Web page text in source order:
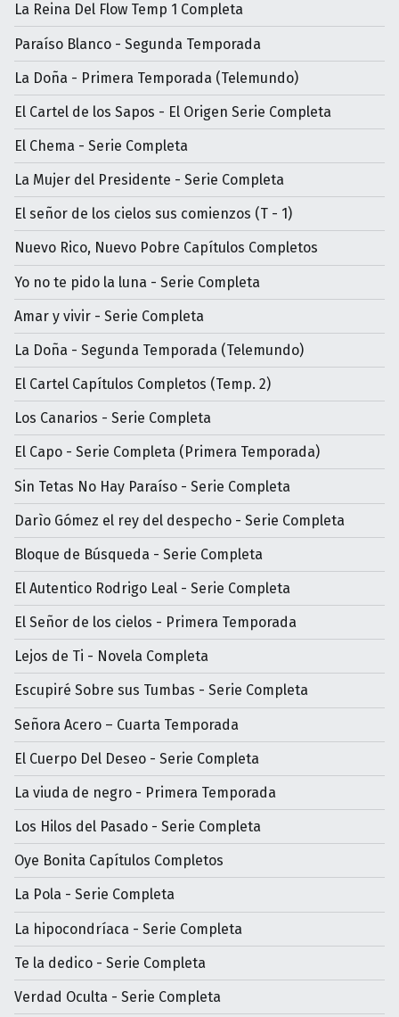
La Reina Del Flow Temp 1 Completa
Paraíso Blanco - Segunda Temporada
La Doña - Primera Temporada (Telemundo)
El Cartel de los Sapos - El Origen Serie Completa
El Chema - Serie Completa
La Mujer del Presidente - Serie Completa
El señor de los cielos sus comienzos (T - 1)
Nuevo Rico, Nuevo Pobre Capítulos Completos
Yo no te pido la luna - Serie Completa
Amar y vivir - Serie Completa
La Doña - Segunda Temporada (Telemundo)
El Cartel Capítulos Completos (Temp. 2)
Los Canarios - Serie Completa
El Capo - Serie Completa (Primera Temporada)
Sin Tetas No Hay Paraíso - Serie Completa
Darìo Gómez el rey del despecho - Serie Completa
Bloque de Búsqueda - Serie Completa
El Autentico Rodrigo Leal - Serie Completa
El Señor de los cielos - Primera Temporada
Lejos de Ti - Novela Completa
Escupiré Sobre sus Tumbas - Serie Completa
Señora Acero – Cuarta Temporada
El Cuerpo Del Deseo - Serie Completa
La viuda de negro - Primera Temporada
Los Hilos del Pasado - Serie Completa
Oye Bonita Capítulos Completos
La Pola - Serie Completa
La hipocondríaca - Serie Completa
Te la dedico - Serie Completa
Verdad Oculta - Serie Completa